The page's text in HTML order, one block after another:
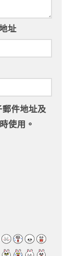
址
郵件地址及
使用。